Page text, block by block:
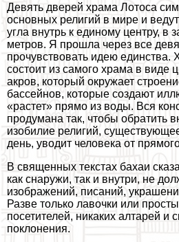
Девять дверей храма Лотоса
основных религий в мире и
угла внутрь к единому центру, в
метров. Я прошла через все
прочувствовать идею
состоит из самого храма в виде
акров, который окружает
бассейнов, которые создают
«растет» прямо из воды. Вся
продумана так, чтобы обратить
изобилие религий,
день, уводит человека от
В священных текстах бахаи
как снаружи, так и внутри, не
изображений, писаний,
Разве только лавочки или
посетителей, никаких алтарей и
поклонения.